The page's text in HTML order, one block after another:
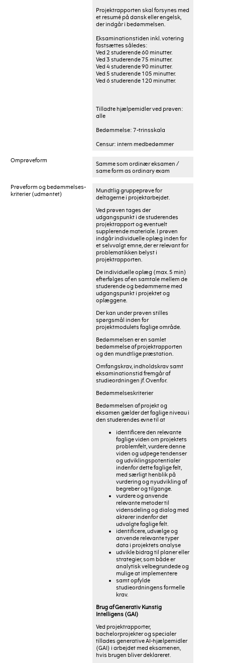
Projektrapporten skal forsynes med
et resumé på dansk eller engelsk,
der indgår i bedømmelsen.
Eksaminationstiden inkl. votering
fastsættes således:
Ved 2 studerende 60 minutter.
Ved 3 studerende 75 minutter.
Ved 4 studerende 90 minutter.
Ved 5 studerende 105 minutter.
Ved 6 studerende 120 minutter.
Tilladte hjælpemidler ved prøven:
alle
Bedømmelse: 7-trinsskala
Censur: intern medbedømmer
Omprøveform
Samme som ordinær eksamen /
same form as ordinary exam
Prøveform og bedømmelses-
kriterier (udmøntet)
Mundtlig gruppeprøve for
deltagerne i projektarbejdet.
Ved prøven tages der
udgangspunkt i de studerendes
projektrapport og eventuelt
supplerende materiale. I prøven
indgår individuelle oplæg inden for
et selvvalgt emne, der er relevant for
problematikken belyst i
projektrapporten.
De individuelle oplæg (max. 5 min)
efterfølges af en samtale mellem de
studerende og bedømmerne med
udgangspunkt i projektet og
oplæggene.
Der kan under prøven stilles
spørgsmål inden for
projektmodulets faglige område.
Bedømmelsen er en samlet
bedømmelse af projektrapporten
og den mundtlige præstation.
Omfangskrav, indholdskrav samt
eksaminationstid fremgår af
studieordningen jf. Ovenfor.
Bedømmelseskriterier
Bedømmelsen af projekt og
eksamen gælder det faglige niveau i
den studerendes evne til at
identificere den relevante
faglige viden om projektets
problemfelt, vurdere denne
viden og udpege tendenser
og udviklingspotentialer
indenfor dette faglige felt,
med særligt henblik på
vurdering og nyudvikling af
begreber og tilgange.
vurdere og anvende
relevante metoder til
vidensdeling og dialog med
aktører indenfor det
udvalgte faglige felt.
identificere, udvælge og
anvende relevante typer
data i projektets analyse
udvikle bidrag til planer eller
strategier, som både er
analytisk velbegrundede og
mulige at implementere
samt opfylde
studieordningens formelle
krav.
Brug af Generativ Kunstig
Intelligens (GAI)
Ved projektrapporter,
bachelorprojekter og specialer
tillades generative AI-hjælpemidler
(GAI) i arbejdet med eksamenen,
hvis brugen bliver deklareret.